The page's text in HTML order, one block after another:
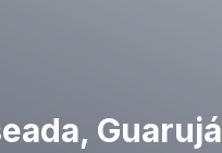
Guarujá